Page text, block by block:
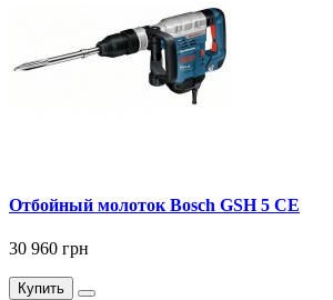
Отбойный молоток Bosch GSH 5 СE
30 960 грн
Купить